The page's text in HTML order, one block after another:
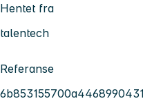
Hentet fra
talentech
Referanse